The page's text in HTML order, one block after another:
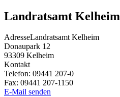
Landratsamt Kelheim
AdresseLandratsamt Kelheim
Donaupark 12
93309 Kelheim
Kontakt
Telefon: 09441 207-0
Fax: 09441 207-1150
E-Mail senden